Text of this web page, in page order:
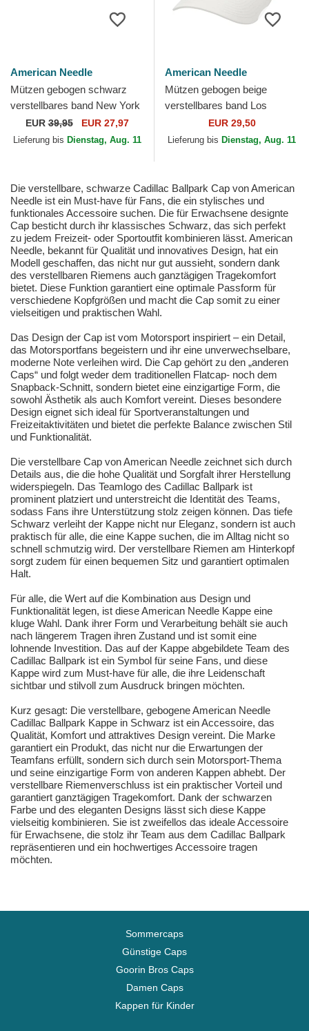
American Needle
Mützen gebogen schwarz
verstellbares band New York
Black Yankees Hepcat der
New York Black...
EUR39,95 EUR 27,97
Lieferung bis Dienstag, Aug. 11
American Needle
Mützen gebogen beige
verstellbares band Los
Angeles Speedway Ballpark
von American Needle
EUR 29,50
Lieferung bis Dienstag, Aug. 11
Die verstellbare, schwarze Cadillac Ballpark Cap von American
Needle ist ein Must-have für Fans, die ein stylisches und
funktionales Accessoire suchen. Die für Erwachsene designte
Cap besticht durch ihr klassisches Schwarz, das sich perfekt
zu jedem Freizeit- oder Sportoutfit kombinieren lässt. American
Needle, bekannt für Qualität und innovatives Design, hat ein
Modell geschaffen, das nicht nur gut aussieht, sondern dank
des verstellbaren Riemens auch ganztägigen Tragekomfort
bietet. Diese Funktion garantiert eine optimale Passform für
verschiedene Kopfgrößen und macht die Cap somit zu einer
vielseitigen und praktischen Wahl.
Das Design der Cap ist vom Motorsport inspiriert – ein Detail,
das Motorsportfans begeistern und ihr eine unverwechselbare,
moderne Note verleihen wird. Die Cap gehört zu den „anderen
Caps“ und folgt weder dem traditionellen Flatcap- noch dem
Snapback-Schnitt, sondern bietet eine einzigartige Form, die
sowohl Ästhetik als auch Komfort vereint. Dieses besondere
Design eignet sich ideal für Sportveranstaltungen und
Freizeitaktivitäten und bietet die perfekte Balance zwischen Stil
und Funktionalität.
Die verstellbare Cap von American Needle zeichnet sich durch
Details aus, die die hohe Qualität und Sorgfalt ihrer Herstellung
widerspiegeln. Das Teamlogo des Cadillac Ballpark ist
prominent platziert und unterstreicht die Identität des Teams,
sodass Fans ihre Unterstützung stolz zeigen können. Das tiefe
Schwarz verleiht der Kappe nicht nur Eleganz, sondern ist auch
praktisch für alle, die eine Kappe suchen, die im Alltag nicht so
schnell schmutzig wird. Der verstellbare Riemen am Hinterkopf
sorgt zudem für einen bequemen Sitz und garantiert optimalen
Halt.
Für alle, die Wert auf die Kombination aus Design und
Funktionalität legen, ist diese American Needle Kappe eine
kluge Wahl. Dank ihrer Form und Verarbeitung behält sie auch
nach längerem Tragen ihren Zustand und ist somit eine
lohnende Investition. Das auf der Kappe abgebildete Team des
Cadillac Ballpark ist ein Symbol für seine Fans, und diese
Kappe wird zum Must-have für alle, die ihre Leidenschaft
sichtbar und stilvoll zum Ausdruck bringen möchten.
Kurz gesagt: Die verstellbare, gebogene American Needle
Cadillac Ballpark Kappe in Schwarz ist ein Accessoire, das
Qualität, Komfort und attraktives Design vereint. Die Marke
garantiert ein Produkt, das nicht nur die Erwartungen der
Teamfans erfüllt, sondern sich durch sein Motorsport-Thema
und seine einzigartige Form von anderen Kappen abhebt. Der
verstellbare Riemenverschluss ist ein praktischer Vorteil und
garantiert ganztägigen Tragekomfort. Dank der schwarzen
Farbe und des eleganten Designs lässt sich diese Kappe
vielseitig kombinieren. Sie ist zweifellos das ideale Accessoire
für Erwachsene, die stolz ihr Team aus dem Cadillac Ballpark
repräsentieren und ein hochwertiges Accessoire tragen
möchten.
Sommercaps
Günstige Caps
Goorin Bros Caps
Damen Caps
Kappen für Kinder